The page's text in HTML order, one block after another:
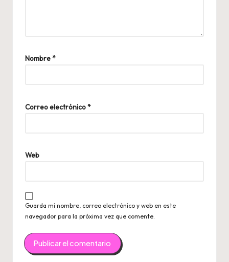
Nombre*
Correo electrónico*
Web
Guarda mi nombre, correo electrónico y web en este
navegador para la próxima vez que comente.